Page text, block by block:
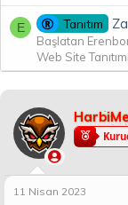
E Tanıtım
Başlatan
Web Site Tanıtımı
11 Nisan 2023